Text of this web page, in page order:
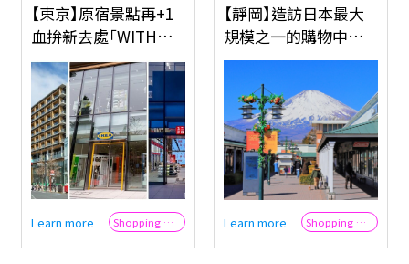
【靜岡】造訪日本最大
規模之一的購物中心！
在御殿場PREMIUM
OUTLETS遠眺富士
山，展開一場繽紛的購
物之旅，同步掌握JCB
外國旅客專屬優惠！
Learn more Shopping & Trend
【靜岡】造訪日本最大
規模之一的購物中心！
在御殿場PREMIUM
OUTLETS遠眺富士
山，展開一場繽紛的購
物之旅，同步掌握JCB
外國旅客專屬優惠！
Learn more Shopping & Trend